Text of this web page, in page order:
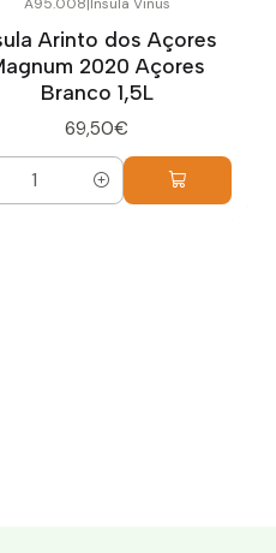
A95.008|Insula Vinus
Arinto dos Açores
2020 Açores
Branco 1,5L
69,50€